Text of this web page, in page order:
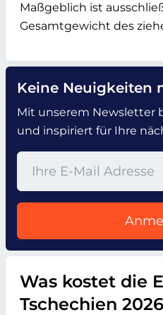
Maßgeblich ist
Gesamtgewicht des
Keine Neuigkeiten
Mit unserem Newsletter
und inspiriert für Ihre
Was kostet die
Tschechien